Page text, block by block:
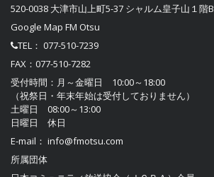
520-0038 大津市山上町5-37 シャルム皇子山１階B
Google Map FM Otsu
TEL： 077-510-7239
FAX：077-510-7282
受付時間：月～金曜日 10:00～18:00
（祝祭日・年末年始は受付しておりません）
土曜日 08:00～13:00
日曜日 休日
E-mail： info@fmotsu.com
所属団体